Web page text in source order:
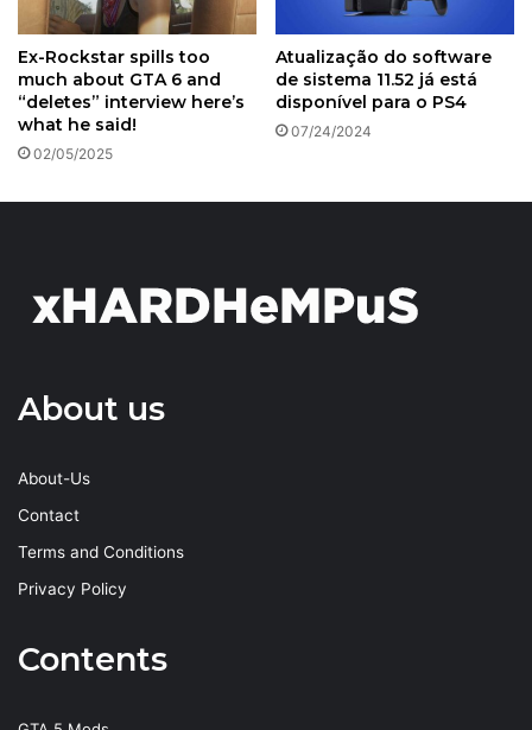
Ex-Rockstar spills too
much about GTA 6 and
“deletes” interview here’s
what he said!
02/05/2025
Atualização do software
de sistema 11.52 já está
disponível para o PS4
07/24/2024
About us
About-Us
Contact
Terms and Conditions
Privacy Policy
Contents